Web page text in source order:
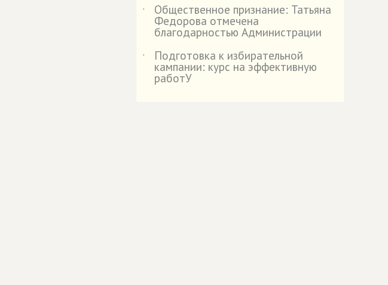
˙
Общественное признание: Татьяна
Федорова отмечена
благодарностью Администрации
˙
Подготовка к избирательной
кампании: курс на эффективную
работУ